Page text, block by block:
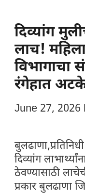
दिव्यांग
लाच!
विभागाचा
रंगेहात
June 27, 2026
दिव्यांग
ठेवण्यासाठी
प्रकार बुलढाणा